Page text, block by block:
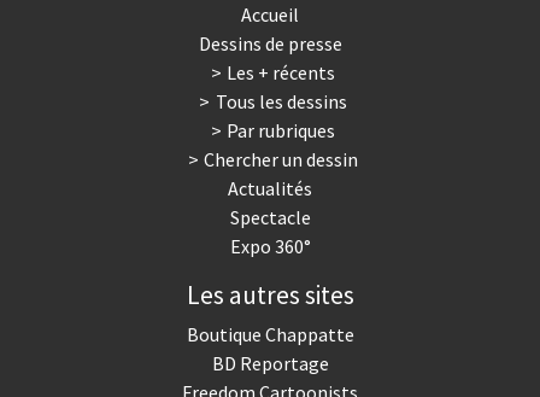
Accueil
Dessins de presse
Les + récents
Tous les dessins
Par rubriques
Chercher un dessin
Actualités
Spectacle
Expo 360°
Les autres sites
Boutique Chappatte
BD Reportage
Freedom Cartoonists